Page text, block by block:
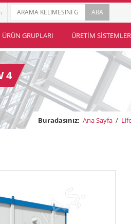
ÜRÜN GRUPLARI ÜRETIM
4
Buradasınız: Ana Sayfa /